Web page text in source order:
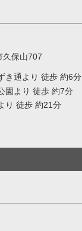
久保山707
き通より 徒歩 約6分
園より 徒歩 約7分
り 徒歩 約21分